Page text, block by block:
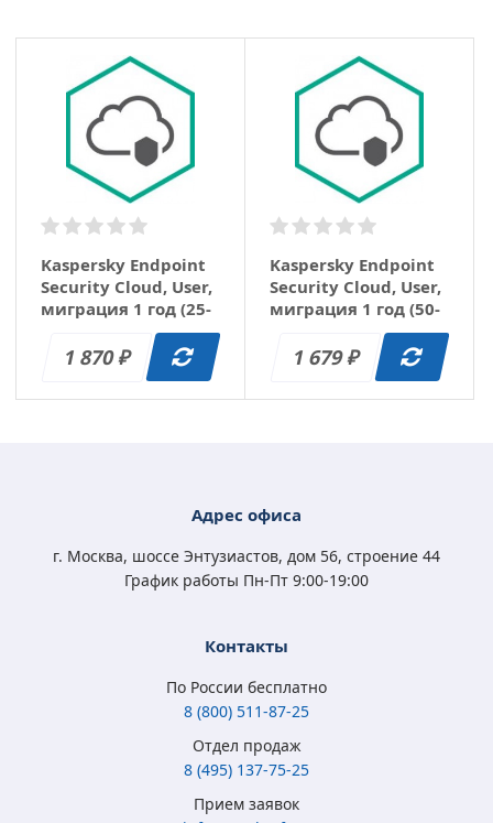
Kaspersky Endpoint
Security Cloud, User,
миграция 1 год (25-
1 870₽
Kaspersky Endpoint
Security Cloud, User,
миграция 1 год (50-
1 679₽
Адрес офиса
г. Москва, шоссе Энтузиастов, дом 56, строение 44
График работы Пн-Пт 9:00-19:00
Контакты
По России бесплатно
8 (800) 511-87-25
Отдел продаж
8 (495) 137-75-25
Прием заявок